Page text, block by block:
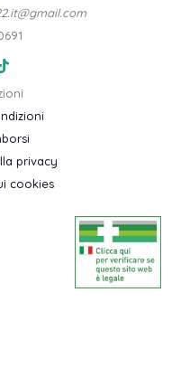
privacy
cookies